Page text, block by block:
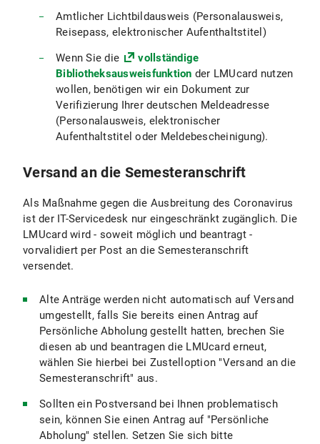
Amtlicher Lichtbildausweis (Personalausweis,
Reisepass, elektronischer Aufenthaltstitel)
Wenn Sie die
vollständige
Bibliotheksausweisfunktion der LMUcard nutzen
wollen, benötigen wir ein Dokument zur
Verifizierung Ihrer deutschen Meldeadresse
(Personalausweis, elektronischer
Aufenthaltstitel oder Meldebescheinigung).
Versand an die Semesteranschrift
Als Maßnahme gegen die Ausbreitung des Coronavirus
ist der IT-Servicedesk nur eingeschränkt zugänglich. Die
LMUcard wird - soweit möglich und beantragt -
vorvalidiert per Post an die Semesteranschrift
versendet.
Alte Anträge werden nicht automatisch auf Versand
umgestellt, falls Sie bereits einen Antrag auf
Persönliche Abholung gestellt hatten, brechen Sie
diesen ab und beantragen die LMUcard erneut,
wählen Sie hierbei bei Zustelloption "Versand an die
Semesteranschrift" aus.
Sollten ein Postversand bei Ihnen problematisch
sein, können Sie einen Antrag auf "Persönliche
Abholung" stellen. Setzen Sie sich bitte